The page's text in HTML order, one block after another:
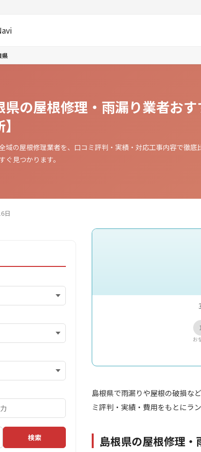
県
県の屋根修理・雨漏り業者お
域の屋根修理業者を、口コミ評判・実績・対応工事内容で徹
ぐ見つかります。
日
お
島根県で雨漏りや屋根の破損な
ミ評判・実績・費用をもとにラ
島根県の屋根修理・
検索